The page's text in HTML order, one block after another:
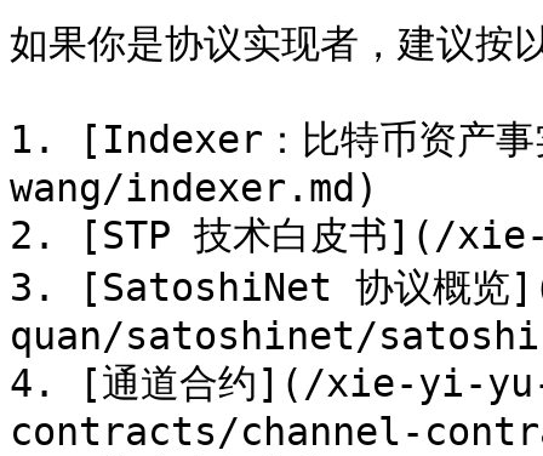
如果你是协议实现者，建议按
1. [Indexer：比特币资
wang/indexer.md)
2. [STP 技术白皮书](/
3. [SatoshiNet 协议概
quan/satoshinet/
4. [通道合约](/xie-yi-
contracts/channel-